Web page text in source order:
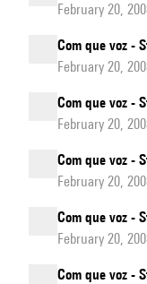
February 20,
Com que voz -
February 20,
Com que voz -
February 20,
Com que voz -
February 20,
Com que voz -
February 20,
Com que voz -